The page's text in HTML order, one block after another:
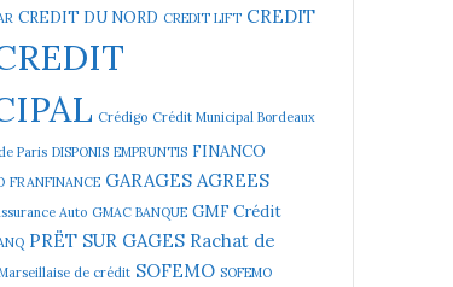
CREDIT DU NORD CREDIT LIFT CREDIT
Crédigo Crédit Municipal Bordeaux
Paris DISPONIS EMPRUNTIS FINANCO
FRANFINANCE GARAGES AGREES
Auto GMAC BANQUE GMF Crédit
PRËT SUR GAGES Rachat de
de crédit SOFEMO SOFEMO